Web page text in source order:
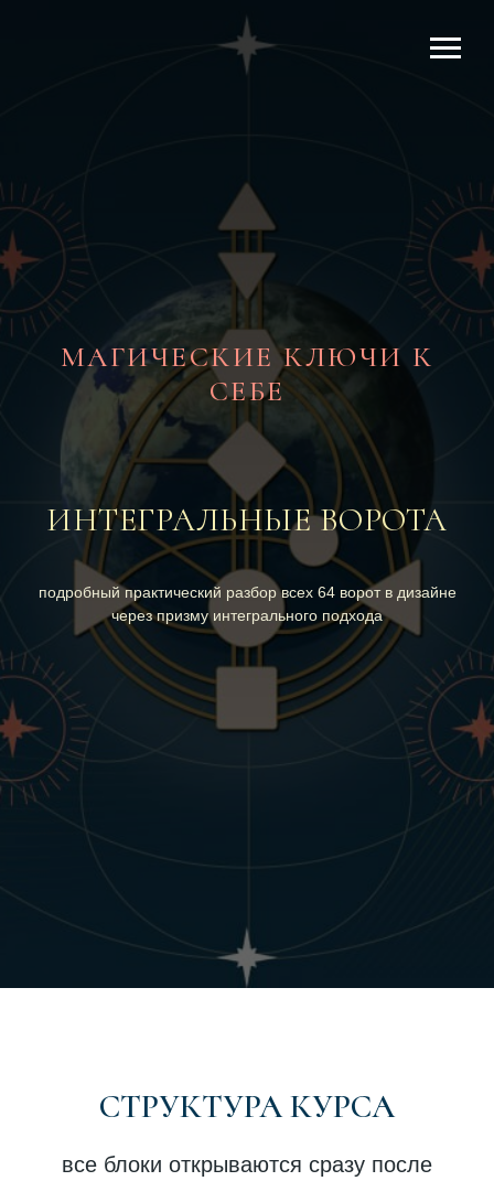
МАГИЧЕСКИЕ КЛЮЧИ К
СЕБЕ
ИНТЕГРАЛЬНЫЕ ВОРОТА
подробный практический разбор всех 64 ворот в дизайне
через призму интегрального подхода
СТРУКТУРА КУРСА
все блоки открываются сразу после